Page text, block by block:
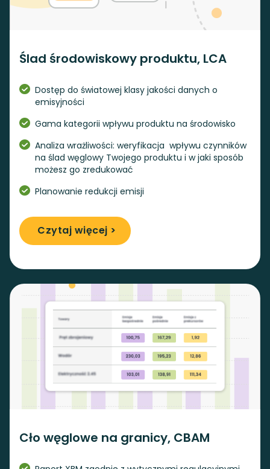
Ślad środowiskowy produktu, LCA
Dostęp do światowej klasy jakości danych o
emisyjności
Gama kategorii wpływu produktu na środowisko
Analiza wrażliwości: weryfikacja wpływu czynników
na ślad węglowy Twojego produktu i w jaki sposób
możesz go zredukować
Planowanie redukcji emisji
Czytaj więcej >
Cło węglowe na granicy, CBAM